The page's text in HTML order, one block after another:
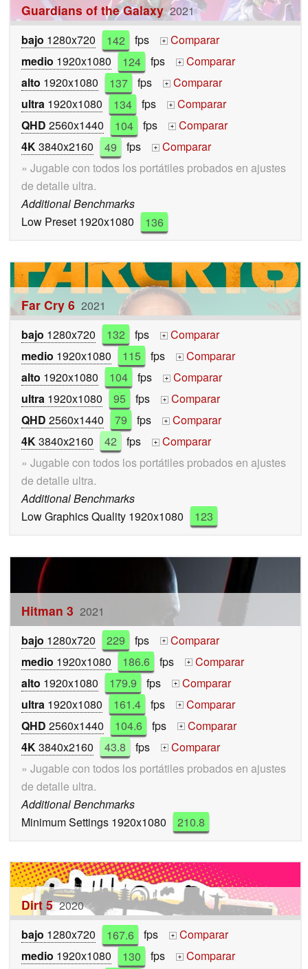
Guardians of the Galaxy 2021
bajo 1280x720 142 fps +
Comparar
medio 1920x1080 124 fps +
Comparar
alto 1920x1080 137 fps +
Comparar
ultra 1920x1080 134 fps +
Comparar
QHD 2560x1440 104 fps +
Comparar
4K3840x2160 49 fps +
Comparar
» Jugable con todos los portátiles probados en ajustes
de detalle ultra.
Additional Benchmarks
Low Preset 1920x1080
136
Far Cry 6 2021
bajo 1280x720 132 fps +
Comparar
medio 1920x1080 115 fps +
Comparar
alto 1920x1080 104 fps +
Comparar
ultra 1920x1080 95 fps +
Comparar
QHD 2560x1440 79 fps +
Comparar
4K3840x2160 42 fps +
Comparar
» Jugable con todos los portátiles probados en ajustes
de detalle ultra.
Additional Benchmarks
Low Graphics Quality 1920x1080
123
Hitman 3 2021
bajo 1280x720 229 fps +
Comparar
medio 1920x1080 186.6 fps +
Comparar
alto 1920x1080 179.9 fps +
Comparar
ultra 1920x1080 161.4 fps +
Comparar
QHD 2560x1440 104.6 fps +
Comparar
4K 3840x2160 43.8 fps +
Comparar
» Jugable con todos los portátiles probados en ajustes
de detalle ultra.
Additional Benchmarks
Minimum Settings 1920x1080
210.8
Dirt 5 2020
bajo 1280x720 167.6 fps +
Comparar
medio 1920x1080 130 fps +
Comparar